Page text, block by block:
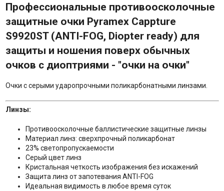
Профессиональные противоосколочные
защитные очки Pyramex Cappture
S9920ST (ANTI-FOG, Diopter ready) для
защиты и ношения поверх обычных
очков с диоптриями - "очки на очки"
Очки с серыми ударопрочными поликарбонатными линзами.
Линзы:
Противоосколочные баллистические защитные линзы
Материал линз: сверхпрочный поликарбонат
23% светопропускаемости
Серый цвет линз
Кристальная четкость изображения без искажений
Защита линз от запотевания ANTI-FOG
Идеальная видимость в любое время суток